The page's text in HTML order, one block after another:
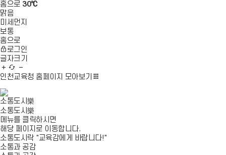
홈으로 30℃
맑음
미세먼지
보통
홈으로
로그인
글자크기
글
자
대
새
로 자
인천교육청 홈페이지 모아보기
소통도시樂
소통도시樂
메뉴를 클릭하시면
해당 페이지로 이동합니다.
소통도시락 "교육감에게 바랍니다!"
소통과 공감